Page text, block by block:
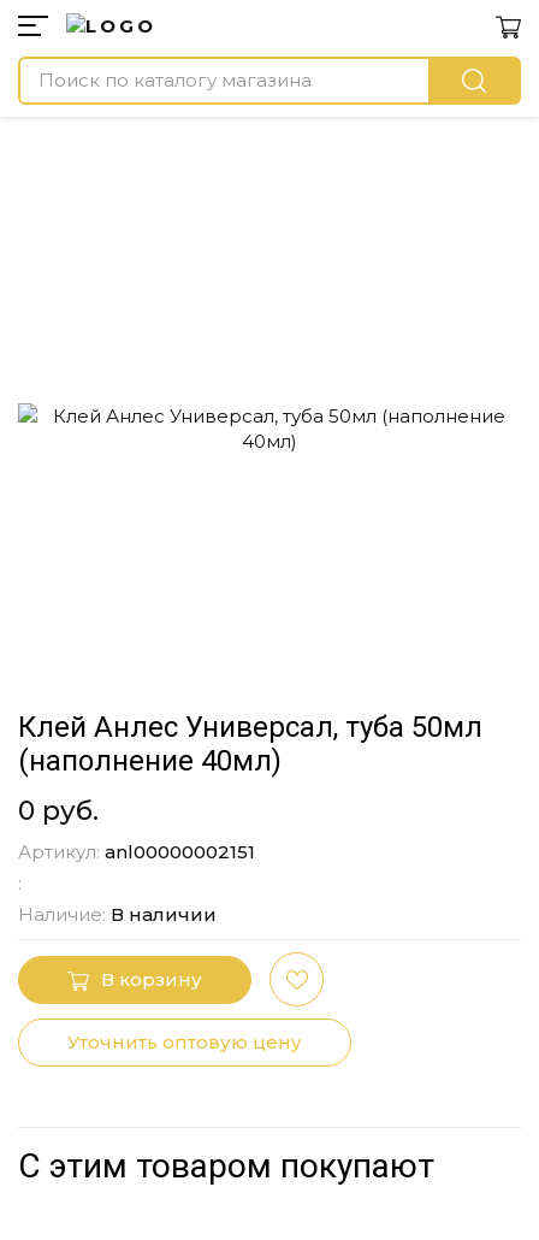
Клей Анлес Универсал, туба 50мл
(наполнение 40мл)
0 руб.
Артикул: anl00000002151
:
Наличие: В наличии
В корзину
Уточнить оптовую цену
С этим товаром покупают